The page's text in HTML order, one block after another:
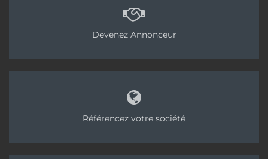
Devenez Annonceur
Référencez votre société